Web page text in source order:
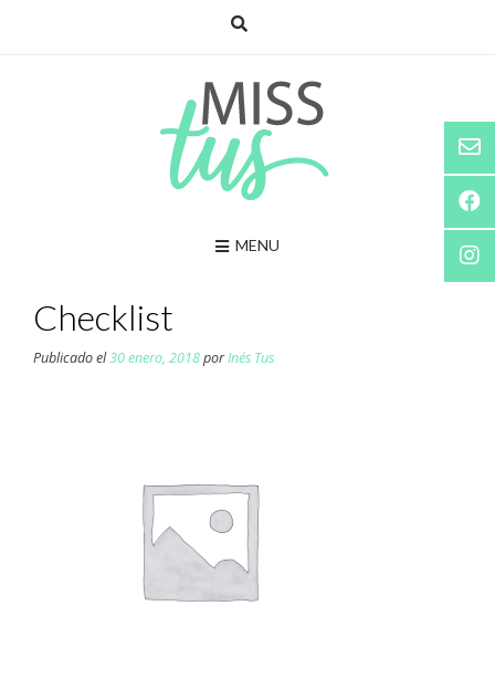
MENU
Checklist
Publicado el30 enero, 2018porInés Tus